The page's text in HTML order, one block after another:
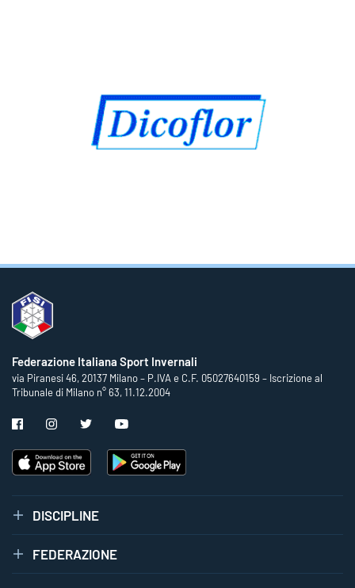
Federazione Italiana Sport Invernali
via Piranesi 46, 20137 Milano – P.IVA e C.F. 05027640159 – Iscrizione al
Tribunale di Milano n° 63, 11.12.2004
DISCIPLINE
FEDERAZIONE